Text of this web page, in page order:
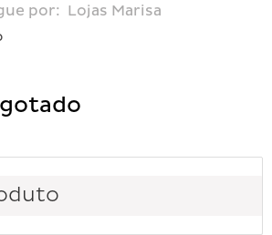
por: Lojas Marisa